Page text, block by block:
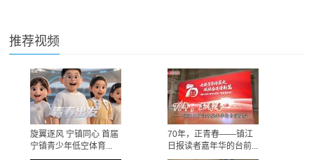
推荐视频
旋翼逐风 宁镇同心 首届
宁镇青少年低空体育...
70年，正青春——镇江
日报读者嘉年华的台前...